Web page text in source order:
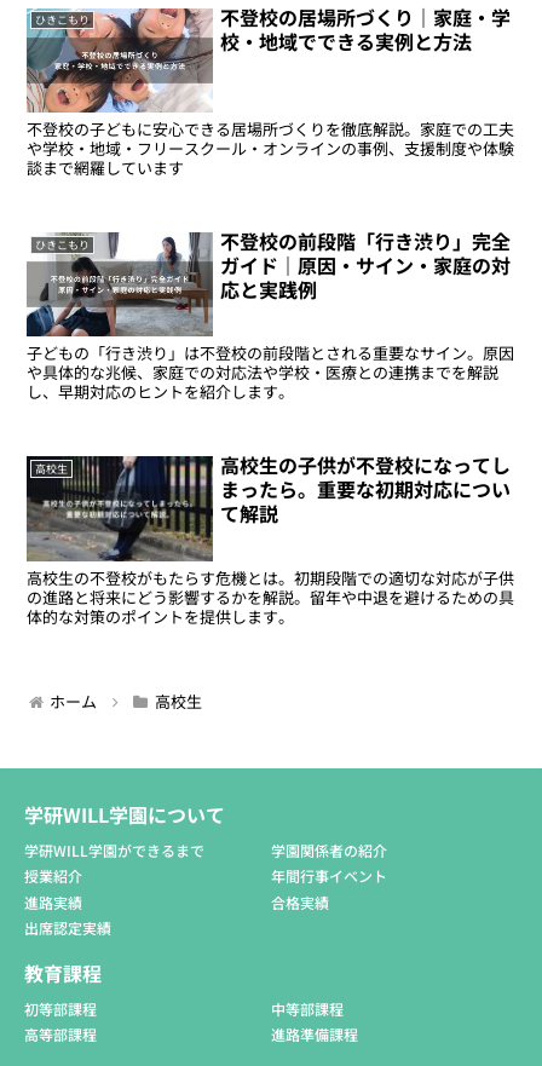
ひきこもり
不登校の居場所づくり｜家庭・学
校・地域でできる実例と方法
不登校の子どもに安心できる居場所づくりを徹底解説。家庭での工夫
や学校・地域・フリースクール・オンラインの事例、支援制度や体験
談まで網羅しています
ひきこもり
不登校の前段階「行き渋り」完全
ガイド｜原因・サイン・家庭の対
応と実践例
子どもの「行き渋り」は不登校の前段階とされる重要なサイン。原因
や具体的な兆候、家庭での対応法や学校・医療との連携までを解説
し、早期対応のヒントを紹介します。
高校生
高校生の子供が不登校になってし
まったら。重要な初期対応につい
て解説
高校生の不登校がもたらす危機とは。初期段階での適切な対応が子供
の進路と将来にどう影響するかを解説。留年や中退を避けるための具
体的な対策のポイントを提供します。
ホーム 高校生
学研WILL学園について
学研WILL学園ができるまで
学園関係者の紹介
授業紹介
年間行事イベント
進路実績
合格実績
出席認定実績
教育課程
初等部課程
中等部課程
高等部課程
進路準備課程